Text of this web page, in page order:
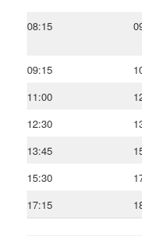
08:15
09:15
11:00
12:30
13:45
15:30
17:15